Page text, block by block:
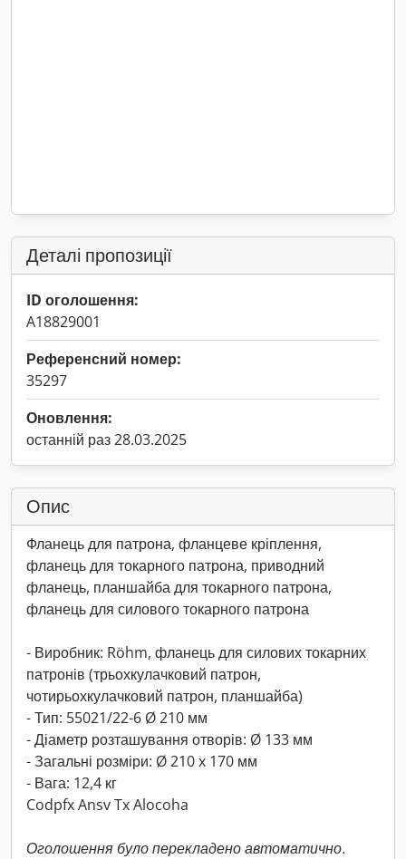
Деталі пропозиції
ID оголошення:
A18829001
Референсний номер:
35297
Оновлення:
останній раз 28.03.2025
Опис
Фланець для патрона, фланцеве кріплення,
фланець для токарного патрона, приводний
фланець, планшайба для токарного патрона,
фланець для силового токарного патрона
- Виробник: Röhm, фланець для силових токарних
патронів (трьохкулачковий патрон,
чотирьохкулачковий патрон, планшайба)
- Тип: 55021/22-6 Ø 210 мм
- Діаметр розташування отворів: Ø 133 мм
- Загальні розміри: Ø 210 x 170 мм
- Вага: 12,4 кг
Codpfx Ansv Tx Alocoha
Оголошення було перекладено автоматично.